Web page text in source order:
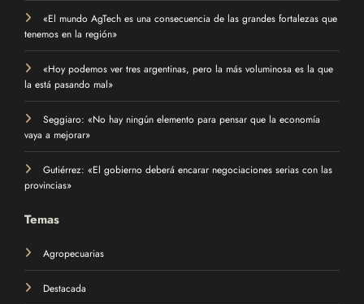
«El mundo AgTech es una consecuencia de las grandes fortalezas que
tenemos en la región»
«Hoy podemos ver tres argentinas, pero la más voluminosa es la que
la está pasando mal»
Seggiaro: «No hay ningún elemento para pensar que la economía
vaya a mejorar»
Gutiérrez: «El gobierno deberá encarar negociaciones serias con las
provincias»
Temas
Agropecuarias
Destacada